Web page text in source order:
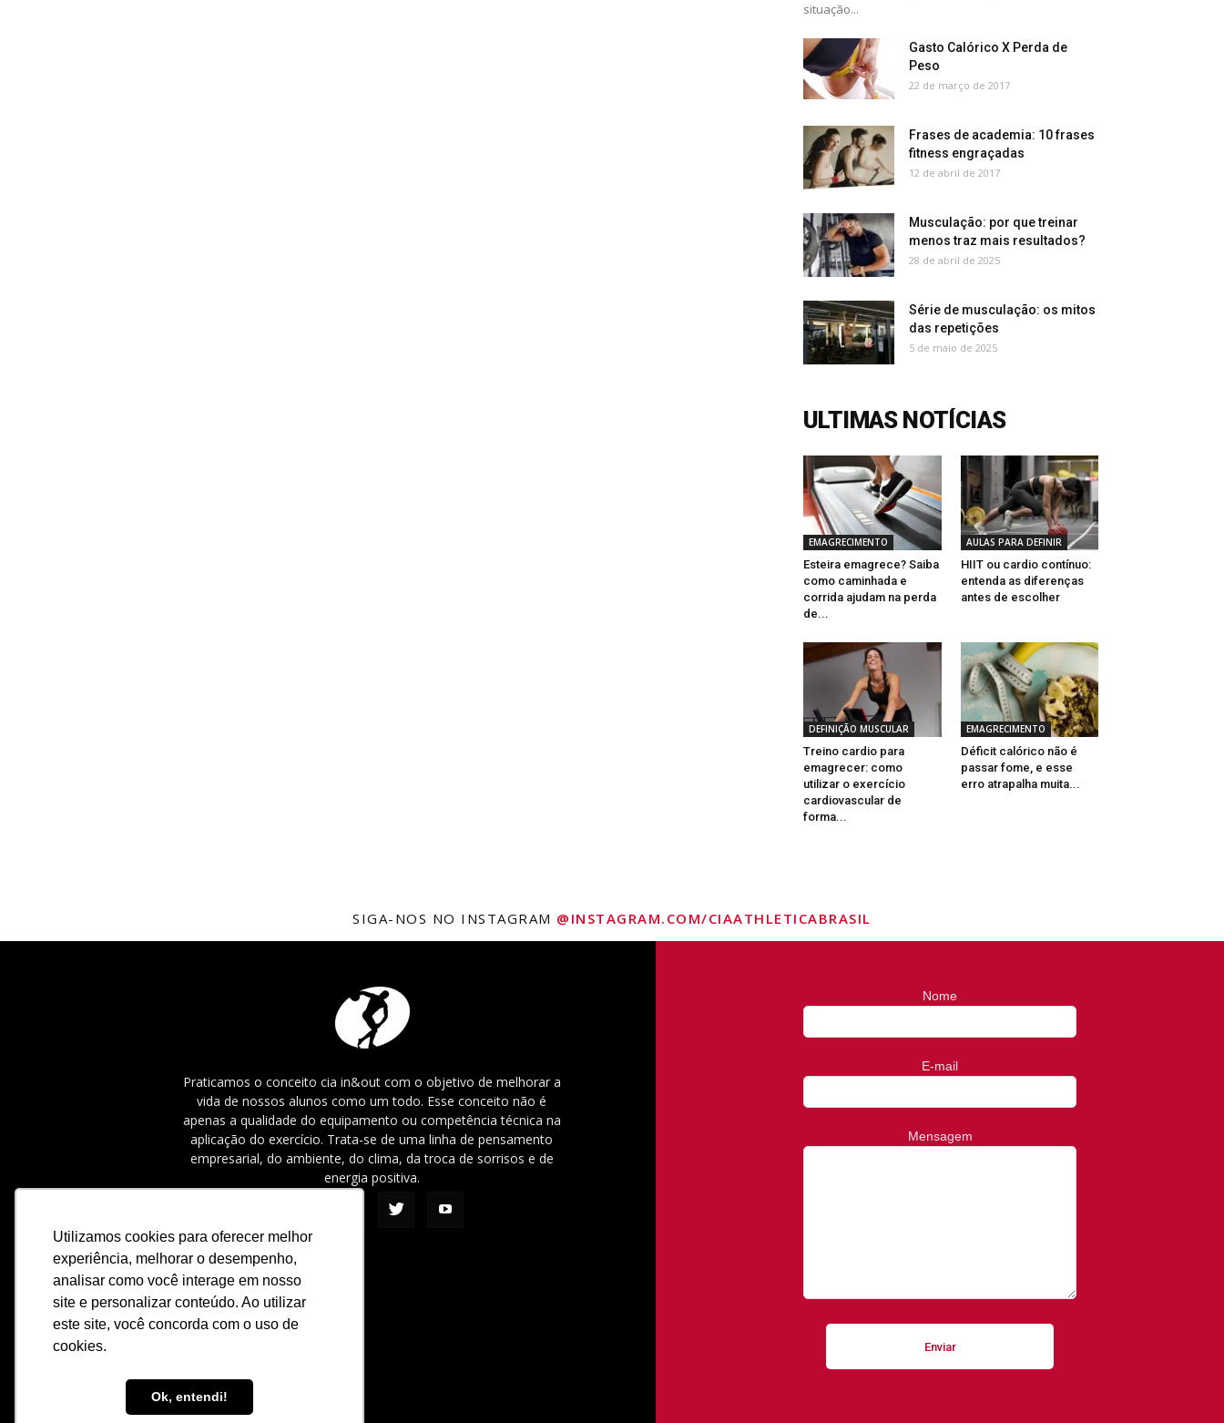
Utilizamos cookies para oferecer melhor
experiência, melhorar o desempenho,
analisar como você interage em nosso
site e personalizar conteúdo. Ao utilizar
este site, você concorda com o uso de
cookies.
Ok, entendi!
situação...
Gasto Calórico X Perda de
Peso
22 de março de 2017
Frases de academia: 10 frases
fitness engraçadas
12 de abril de 2017
Musculação: por que treinar
menos traz mais resultados?
28 de abril de 2025
Série de musculação: os mitos
das repetições
5 de maio de 2025
ULTIMAS NOTÍCIAS
EMAGRECIMENTO
Esteira emagrece? Saiba
como caminhada e
corrida ajudam na perda
de...
AULAS PARA DEFINIR
HIIT ou cardio contínuo:
entenda as diferenças
antes de escolher
DEFINIÇÃO MUSCULAR
Treino cardio para
emagrecer: como
utilizar o exercício
cardiovascular de
forma...
EMAGRECIMENTO
Déficit calórico não é
passar fome, e esse
erro atrapalha muita...
SIGA-NOS NO INSTAGRAM @INSTAGRAM.COM/CIAATHLETICABRASIL
Nome
E-mail
Mensagem
Praticamos o conceito cia in&out com o objetivo de melhorar a
vida de nossos alunos como um todo. Esse conceito não é
apenas a qualidade do equipamento ou competência técnica na
aplicação do exercício. Trata-se de uma linha de pensamento
empresarial, do ambiente, do clima, da troca de sorrisos e de
energia positiva.